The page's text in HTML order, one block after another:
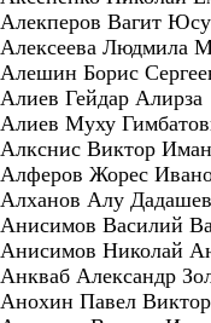
Алекперов Вагит
Алексеева Людмила
Алешин Борис
Алиев Гейдар Алирза
Алиев Муху
Алкснис Виктор
Алферов Жорес
Алханов Алу
Анисимов Василий
Анисимов Николай
Анкваб Александр
Анохин Павел